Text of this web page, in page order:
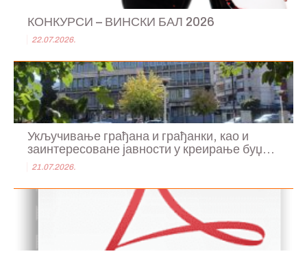
КОНКУРСИ – ВИНСКИ БАЛ 2026
22.07.2026.
Укључивање грађана и грађанки, као и
заинтересоване јавности у креирање буџ...
21.07.2026.